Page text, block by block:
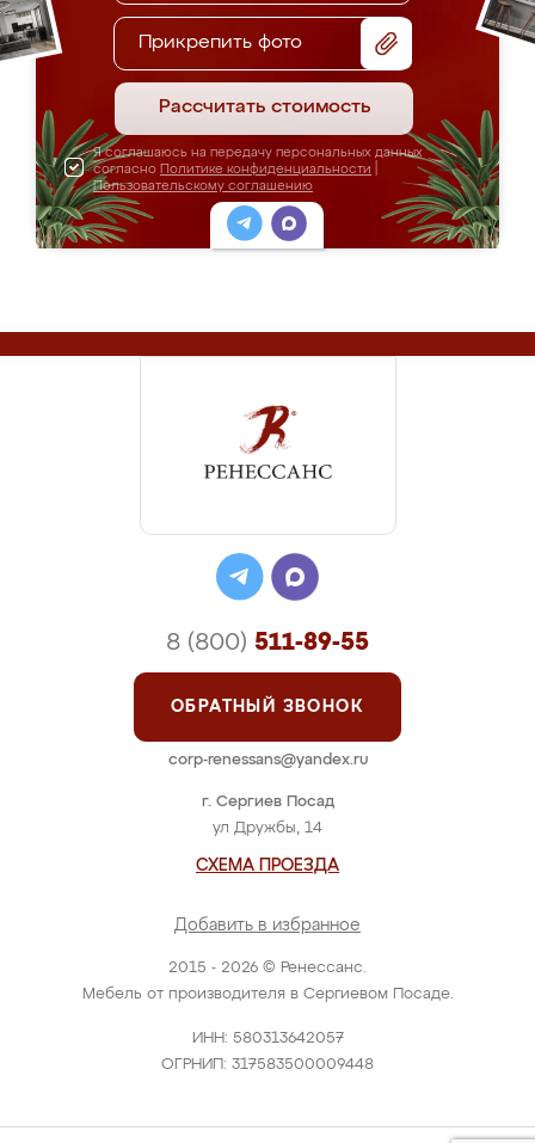
Прикрепить фото
Рассчитать стоимость
Я соглашаюсь на передачу персональных данных
согласно Политике конфиденциальности
Пользовательскому соглашению
2015 - 2026 © Ренессанс.
Мебель от производителя в Сергиевом Посаде.
ИНН: 580313642057
ОГРНИП: 317583500009448
г. Сергиев Посад
ул Дружбы, 14
СХЕМА ПРОЕЗДА
Добавить в избранное
8 (800) 511-89-55
ОБРАТНЫЙ ЗВОНОК
corp-renessans@yandex.ru